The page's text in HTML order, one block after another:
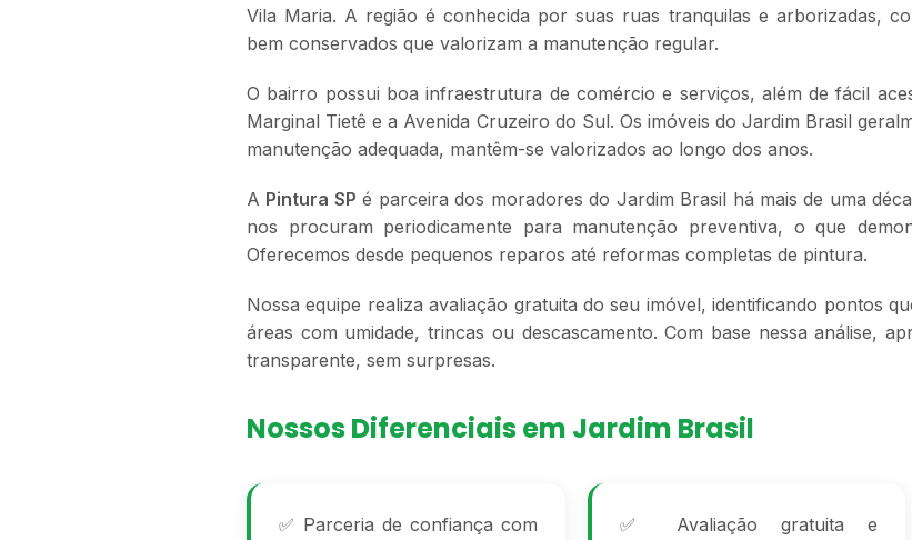
Vila Maria. A região é conhecida por suas ruas tranquilas e arborizadas,
bem conservados que valorizam a manutenção regular.
O bairro possui boa infraestrutura de comércio e serviços, além de fácil
Marginal Tietê e a Avenida Cruzeiro do Sul. Os imóveis do Jardim Brasil
manutenção adequada, mantêm-se valorizados ao longo dos anos.
A Pintura SP é parceira dos moradores do Jardim Brasil há mais de uma
nos procuram periodicamente para manutenção preventiva, o que
Oferecemos desde pequenos reparos até reformas completas de pintura.
Nossa equipe realiza avaliação gratuita do seu imóvel, identificando pontos
áreas com umidade, trincas ou descascamento. Com base nessa análise,
transparente, sem surpresas.
Nossos Diferenciais em Jardim Brasil
✅ Parceria de confiança com
✅ Avaliação gratuita e